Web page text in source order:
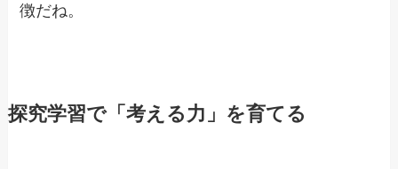
徴だね。
探究学習で「考える力」を育てる